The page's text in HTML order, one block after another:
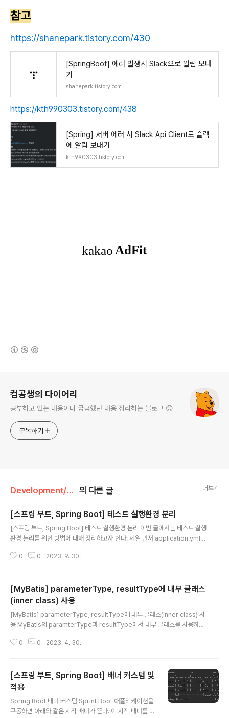
참고
https://shanepark.tistory.com/430
[SpringBoot] 에러 발생시 Slack으로 알림 보내
기
shanepark.tistory.com
https://kth990303.tistory.com/438
[Spring] 서버 에러 시 Slack Api Client로 슬랙
에 알림 보내기
kth990303.tistory.com
컴공생의 다이어리
공부하고 있는 내용이나 궁금했던 내용 정리하는 블로그 😊
구독하기
Development/Spring & SpringBoot 의 다른 글 더보기
[스프링 부트, Spring Boot] 테스트 실행환경 분리
[스프링 부트, Spring Boot] 테스트 실행환경 분리 이번 글에서는 테스트 실행
환경 분리를 위한 방법에 대해 정리하고자 한다. 제일 먼저 application.yml
onfig.activate.on-profile: default --- spring: config.activate.on-pr
의 환경 변수 파일보다 우선적으로 적용된다. 그리고 분리한 테스트 환경을 적
용시켜주기 위해 테스트 클래스에 @ActiveProfiles를 아래와 같이 ..
0 0 2023. 9. 30.
[MyBatis] parameterType, resultType에 내부 클래스
(inner class) 사용
[MyBatis] parameterType, resultType에 내부 클래스(inner class) 사
용 MyBatis의 paramterType과 resultType에서 내부 클래스를 사용하는
클래스를 사용하기 위해서는 아래와 같이 내부 클래스가 static으로 선언되어
$를 사용해서 내부 클래스를 타입으로 설정하면 된다. 점(.)은 경로를 타고 갈
때 사용하고 $는 inner cl..
0 0 2023. 4. 30.
[스프링 부트, Spring Boot] 배너 커스텀 및
적용
Spring Boot 배너 커스텀 Sprint Boot 애플리케이션을
구동하면 아래와 같은 시작 배너가 뜬다. 이 시작 배너를 내